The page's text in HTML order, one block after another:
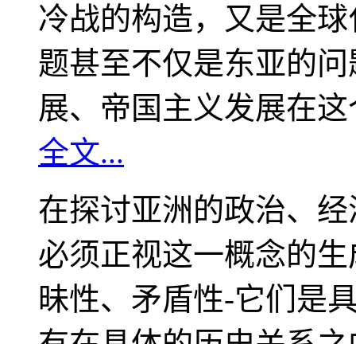
冷战的构造，又是全
题甚至不仅是东亚的
展、帝国主义发展在
全文...
在探讨亚洲的政治、
必须正视这一概念的
昧性、矛盾性-它们是